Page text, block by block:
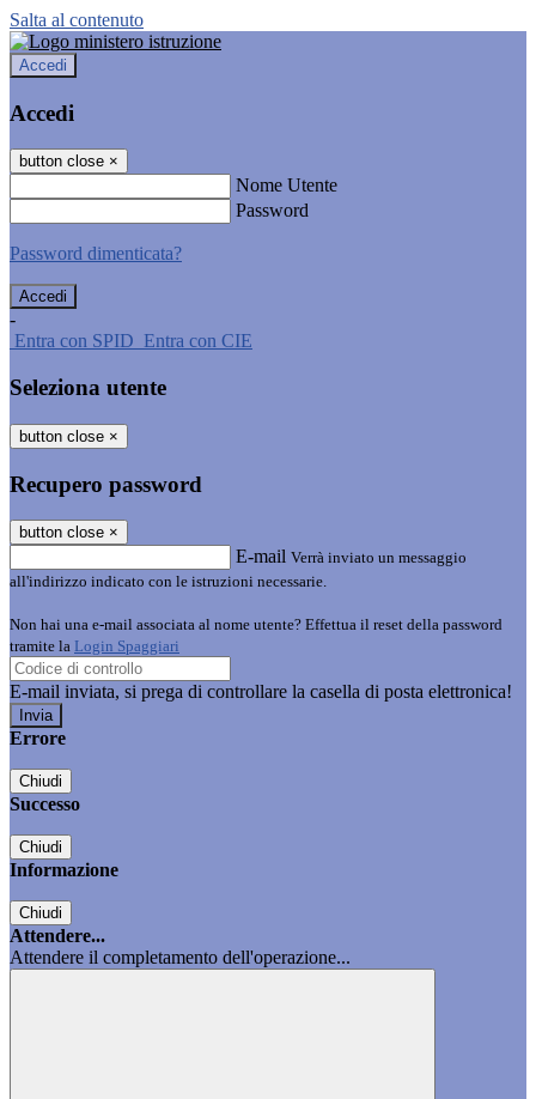
Salta al contenuto
Accedi
Accedi
button close ×
Nome Utente
Password
Password dimenticata?
-
Entra con SPID Entra con CIE
Seleziona utente
button close ×
Recupero password
button close ×
E-mail Verrà inviato un messaggio
all'indirizzo indicato con le istruzioni necessarie.
Non hai una e-mail associata al nome utente? Effettua il reset della password
tramite la Login Spaggiari
E-mail inviata, si prega di controllare la casella di posta elettronica!
Errore
Chiudi
Successo
Chiudi
Informazione
Chiudi
Attendere...
Attendere il completamento dell'operazione...